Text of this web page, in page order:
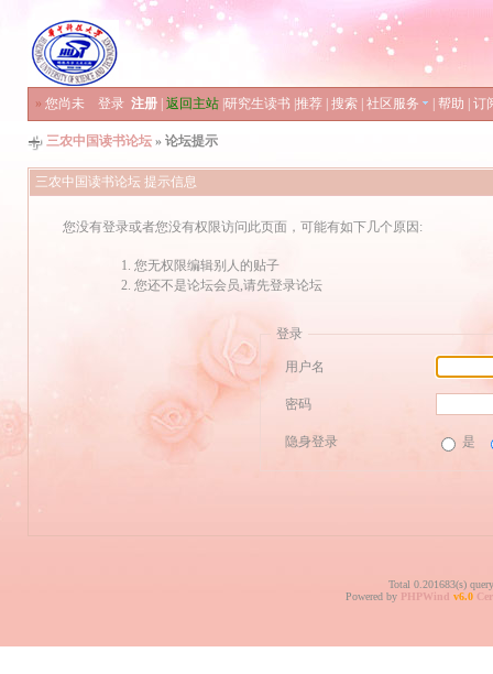
» 您尚未 登录 注册 返回主站 研究生读书 推荐 搜索 社区服务 帮助 订
三农中国读书论坛 » 论坛提示
三农中国读书论坛 提示信息
您没有登录或者您没有权限访问此页面，可能有如下几个原因:
您无权限编辑别人的贴子
您还不是论坛会员,请先登录论坛
登录
用户名
密码
隐身登录 是
Total 0.201683(s)
Powered by PHPWind v6.0